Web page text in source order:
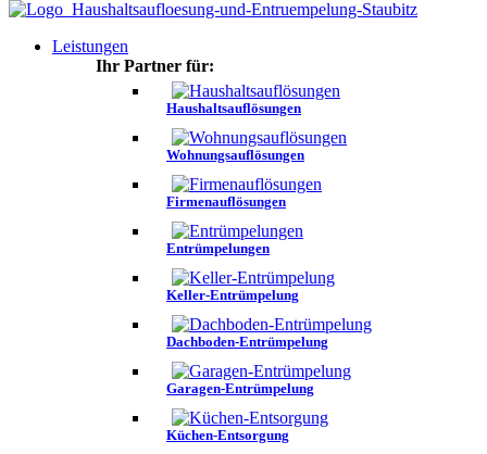
Leistungen
Ihr Partner für:
Haushaltsauflösungen
Wohnungsauflösungen
Firmenauflösungen
Entrümpelungen
Keller-Entrümpelung
Dachboden-Entrümpelung
Garagen-Entrümpelung
Küchen-Entsorgung